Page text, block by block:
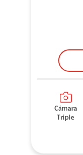
Cámara
Triple